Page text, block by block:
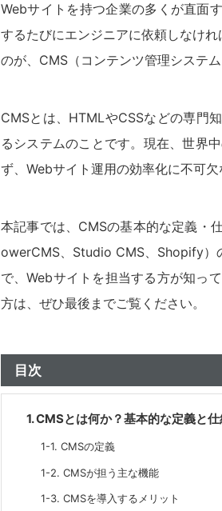
Webサイトを持つ企業の多くが直面
するたびにエンジニアに依頼しなけ
のが、CMS（コンテンツ管理システム
CMSとは、HTMLやCSSなどの専門
るシステムのことです。現在、世界
ず、Webサイト運用の効率化に不可欠
本記事では、CMSの基本的な定義・
owerCMS、Studio CMS、Shopify）
で、Webサイトを担当する方が知っ
方は、ぜひ最後までご覧ください。
目次
1. CMSとは何か？基本的な定義と
1-1. CMSの定義
1-2. CMSが担う主な機能
1-3. CMSを導入するメリット